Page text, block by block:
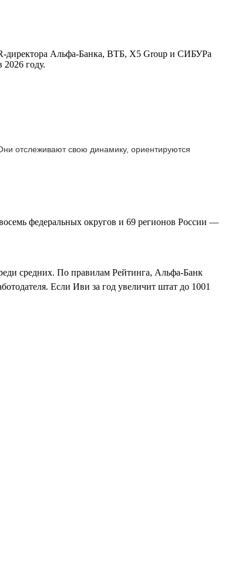
директора Альфа-Банка, ВТБ, X5 Group и СИБУРа
2026 году.
отслеживают свою динамику, ориентируются
федеральных округов и 69 регионов России —
средних. По правилам Рейтинга, Альфа‑Банк
Если Иви за год увеличит штат до 1001